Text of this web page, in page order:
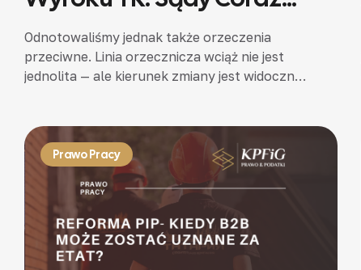
Częściej Orzekają Na
Korzyść Właścicieli
Odnotowaliśmy jednak także orzeczenia
przeciwne. Linia orzecznicza wciąż nie jest
jednolita — ale kierunek zmiany jest widoczny,
wydał orzeczenie,…
Prawo Pracy